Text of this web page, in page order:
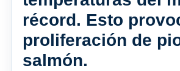
récord. Esto
proliferación de
salmón.